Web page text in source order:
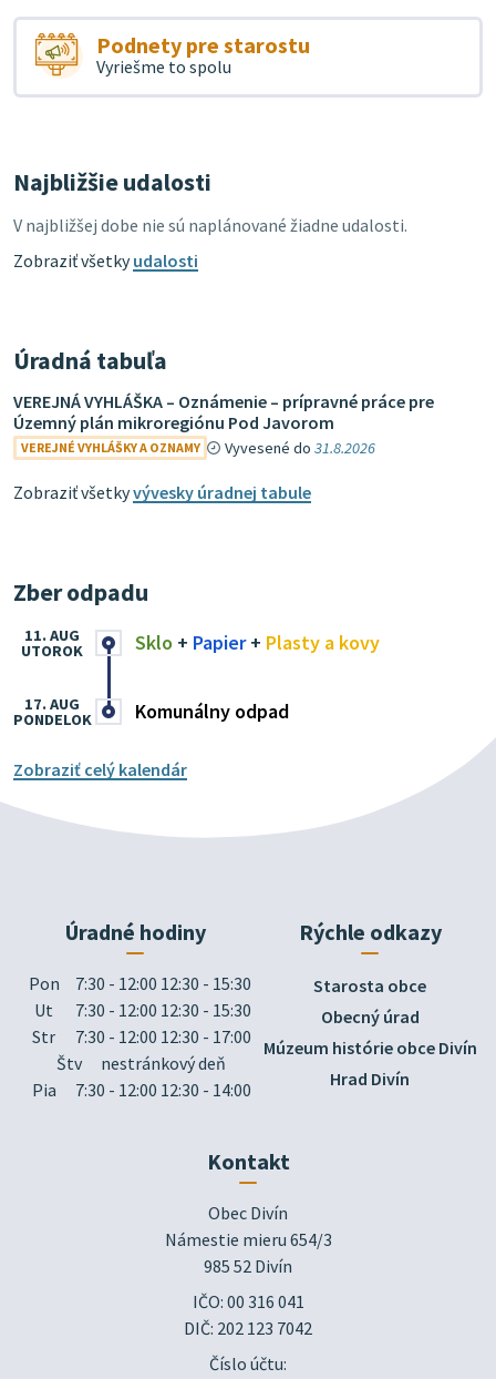
Podnety pre starostu
Vyriešme to spolu
Najbližšie udalosti
V najbližšej dobe nie sú naplánované žiadne udalosti.
Zobraziť všetkyudalosti
Úradná tabuľa
VEREJNÁ VYHLÁŠKA – Oznámenie – prípravné práce pre
Územný plán mikroregiónu Pod Javorom
VEREJNÉ VYHLÁŠKY A OZNAMY Vyvesené do31.8.2026
Zobraziť všetkyvývesky úradnej tabule
Zber odpadu
Sklo + Papier+ Plasty a kovy
11. AUG
UTOROK
Komunálny odpad
17. AUG
PONDELOK
Zobraziť celý kalendár
Úradné hodiny
Pon
7:30 - 12:00 12:30 - 15:30
Ut
7:30 - 12:00 12:30 - 15:30
Str
7:30 - 12:00 12:30 - 17:00
Štv
nestránkový deň
Pia
7:30 - 12:00 12:30 - 14:00
Rýchle odkazy
Starosta obce
Obecný úrad
Múzeum histórie obce Divín
Hrad Divín
Kontakt
Obec Divín
Námestie mieru 654/3
985 52 Divín
IČO: 00 316 041
DIČ: 202 123 7042
Číslo účtu: